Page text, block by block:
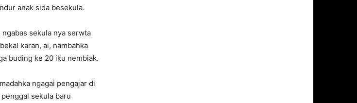
anak sida besekula.
sekula nya serwta
karan, ai, nambahka
buding ke 20 iku nembiak.
ngagai pengajar di
sekula baru